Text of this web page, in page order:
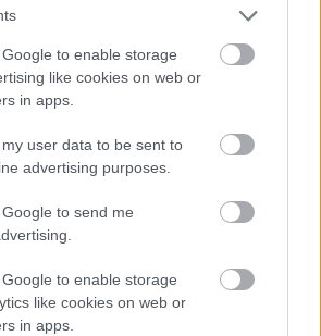
to enable storage
like cookies on web or
in apps.
user data to be sent to
advertising purposes.
to send me
to enable storage
like cookies on web or
in apps.